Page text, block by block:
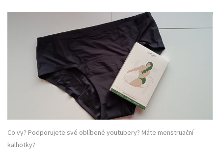
Co vy? Podporujete své oblíbené youtubery? Máte menstruační
kalhotky?